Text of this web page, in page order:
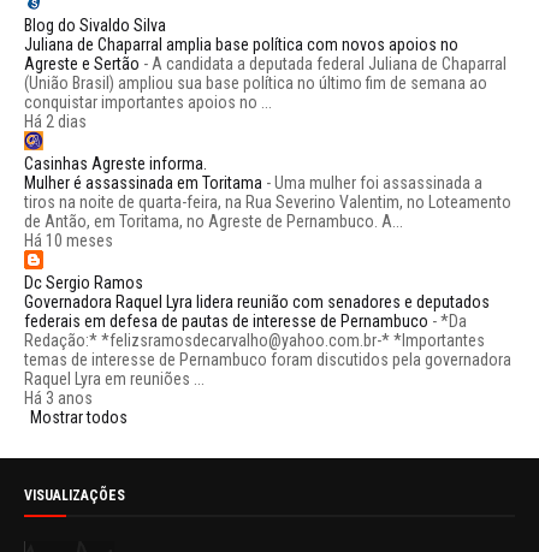
Blog do Sivaldo Silva
Juliana de Chaparral amplia base política com novos apoios no
Agreste e Sertão - A candidata a deputada federal Juliana de Chaparral
(União Brasil) ampliou sua base política no último fim de semana ao
conquistar importantes apoios no ...
Há 2 dias
Casinhas Agreste informa.
Mulher é assassinada em Toritama -Uma mulher foi assassinada a
tiros na noite de quarta-feira, na Rua Severino Valentim, no Loteamento
de Antão, em Toritama, no Agreste de Pernambuco. A...
Há 10 meses
Dc Sergio Ramos
Governadora Raquel Lyra lidera reunião com senadores e deputados
federais em defesa de pautas de interesse de Pernambuco -*Da
Redação:* *felizsramosdecarvalho@yahoo.com.br-* *Importantes
temas de interesse de Pernambuco foram discutidos pela governadora
Raquel Lyra em reuniões ...
Há 3 anos
Mostrar todos
VISUALIZAÇÕES